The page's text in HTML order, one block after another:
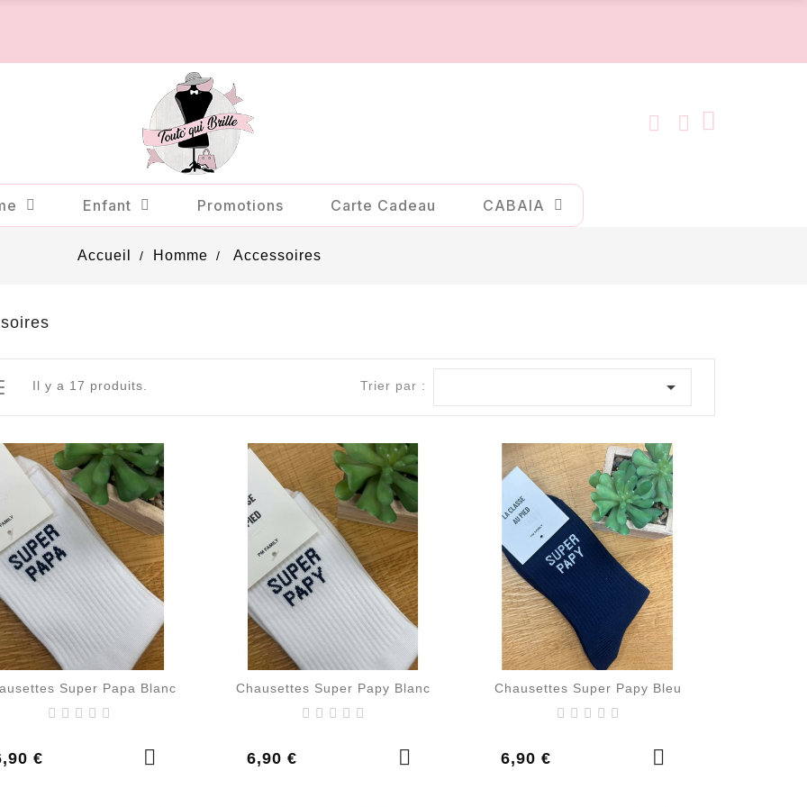
Enfant Promotions Carte Cadeau CABAIA
Accueil Homme Accessoires
Il y a 17 produits. Trier par : 
Super Papa Blanc
€
Chausettes Super Papy Blanc
6,90 €
Prix
Chausettes Super Papy Bleu
6,90 €
Prix